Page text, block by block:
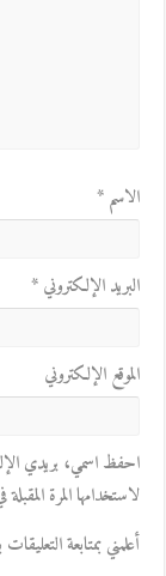
الاسم*
البريد الإلكتروني*
الموقع الإلكتروني
احفظ اسمي، بريدي
لاستخدامها المرة
أعلمني بمتابعة